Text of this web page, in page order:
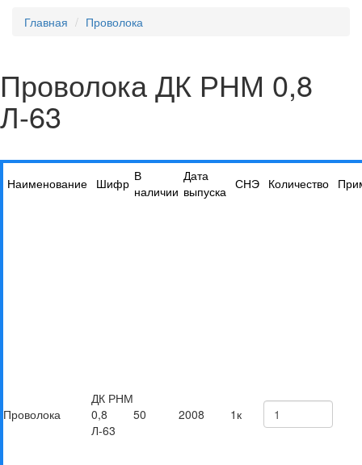
Главная
Проволока
Проволока ДК РНМ 0,8
Л-63
Наименование Шифр В
наличии
Дата
выпуска СНЭ Количество
Проволока
ДК РНМ
0,8
Л-63
50 2008 1к